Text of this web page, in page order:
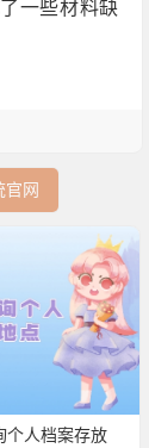
一些材料缺
官网
个人档案存放